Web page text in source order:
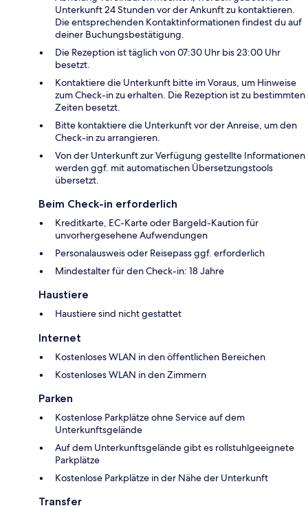
Unterkunft 24 Stunden vor der Ankunft zu kontaktieren.
Die entsprechenden Kontaktinformationen findest du auf
deiner Buchungsbestätigung.
Die Rezeption ist täglich von 07:30 Uhr bis 23:00 Uhr
besetzt.
Kontaktiere die Unterkunft bitte im Voraus, um Hinweise
zum Check-in zu erhalten. Die Rezeption ist zu bestimmten
Zeiten besetzt.
Bitte kontaktiere die Unterkunft vor der Anreise, um den
Check-in zu arrangieren.
Von der Unterkunft zur Verfügung gestellte Informationen
werden ggf. mit automatischen Übersetzungstools
übersetzt.
Beim Check-in erforderlich
Kreditkarte, EC-Karte oder Bargeld-Kaution für
unvorhergesehene Aufwendungen
Personalausweis oder Reisepass ggf. erforderlich
Mindestalter für den Check-in: 18 Jahre
Haustiere
Haustiere sind nicht gestattet
Internet
Kostenloses WLAN in den öffentlichen Bereichen
Kostenloses WLAN in den Zimmern
Parken
Kostenlose Parkplätze ohne Service auf dem
Unterkunftsgelände
Auf dem Unterkunftsgelände gibt es rollstuhlgeeignete
Parkplätze
Kostenlose Parkplätze in der Nähe der Unterkunft
Transfer